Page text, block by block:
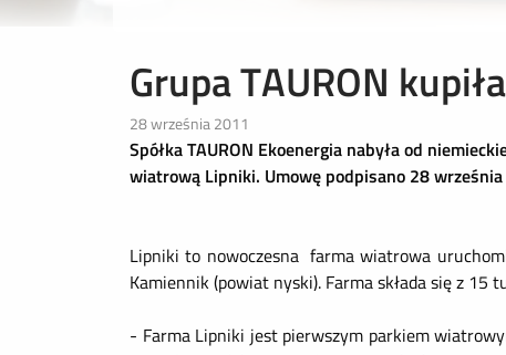
Grupa TAURON
28 września 2011
Spółka TAURON Ekoenergia nabyła od
wiatrową Lipniki. Umowę podpisano 28
Lipniki to nowoczesna farma wiatrowa
Kamiennik (powiat nyski). Farma składa się z
- Farma Lipniki jest pierwszym parkiem